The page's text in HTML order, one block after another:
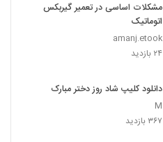
مشکلات اساسی در تعمیر گیربکس
اتوماتیک
amanj.etook
۲۴ بازدید
دانلود کلیپ شاد روز دختر مبارک
M
۳۶۷ بازدید